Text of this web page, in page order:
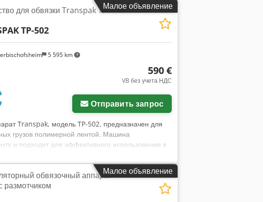
Малое объявление
Запросить больше
5 595 km
для обвязки Transpak TP-
TP-502
590 €
VB без учета НДС
Отправить запрос
Transpak, модель TP-502, предназначен для
грузов полимерной лентой. Машина
и подходит для эффективного использования в
ленту. Технические характеристики: Cjdpfx Aszrx
560 мм - Высота рабочей поверхности: около 780
69,00 евро
Малое объявление
обвязочный аппарат
размотчиком